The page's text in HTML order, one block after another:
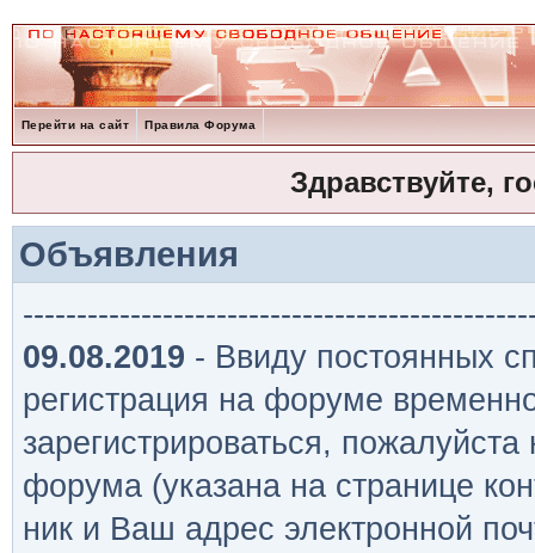
Перейти на сайт Правила Форума
Здравствуйте,
Объявления
09.08.2019 - Ввиду постоянных
регистрация на форуме
зарегистрироваться,
форума (указана на странице
ник и Ваш адрес электронной